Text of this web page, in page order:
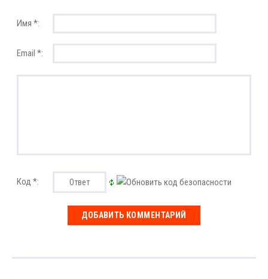
Имя *:
Email *:
Код *: